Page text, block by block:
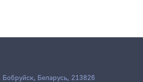
Беларусь, 213826